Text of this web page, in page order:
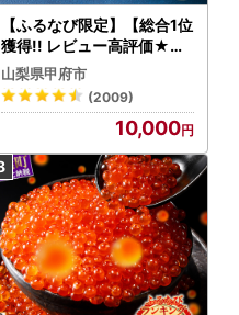
【ふるなび限定】【総合1位
獲得!! レビュー高評価★】
〈2026年度配送分〉山梨
県産 シャインマスカット 2
～3房（1.0kg以上）シャイ
ン フルーツ FN-Limited-S
P
山梨県甲府市
(2009)
10,000